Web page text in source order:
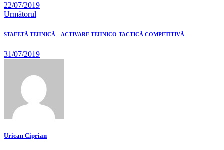
22/07/2019
Următorul
ȘTAFETĂ TEHNICĂ – ACTIVARE TEHNICO-TACTICĂ COMPETITIVĂ
31/07/2019
Urican Ciprian